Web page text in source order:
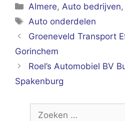
Categorieën
Almere,Auto bedrijven,
Tags
Auto onderdelen
Groeneveld Transport
Gorinchem
Roel’s Automobiel BV
Spakenburg
Zoek